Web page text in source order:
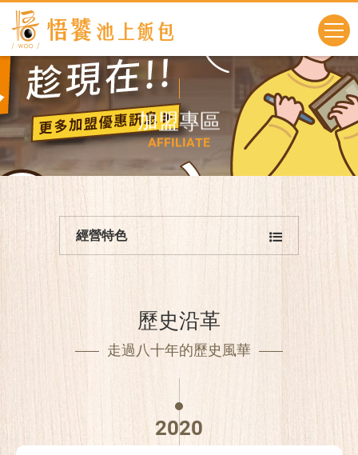
加盟專區
AFFILIATE
經營特色
歷史沿革
走過八十年的歷史風華
2020